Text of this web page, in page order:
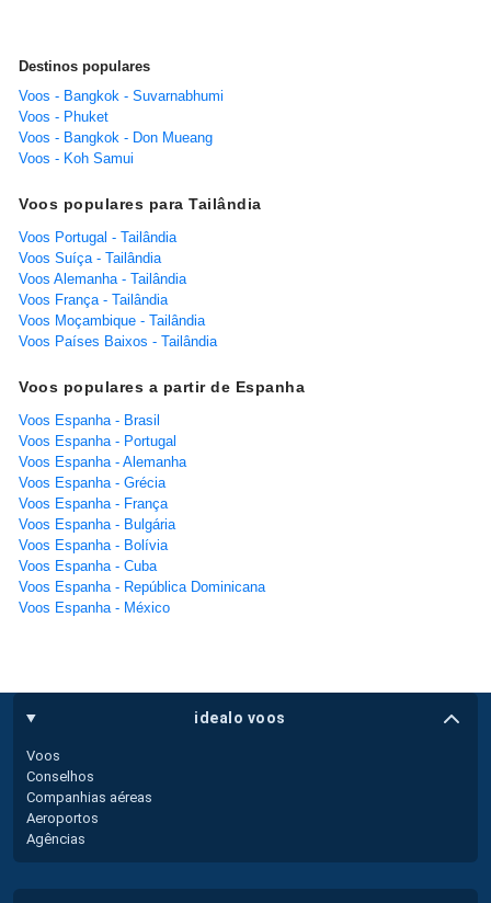
Destinos populares
Voos - Bangkok - Suvarnabhumi
Voos - Phuket
Voos - Bangkok - Don Mueang
Voos - Koh Samui
Voos populares para Tailândia
Voos Portugal - Tailândia
Voos Suíça - Tailândia
Voos Alemanha - Tailândia
Voos França - Tailândia
Voos Moçambique - Tailândia
Voos Países Baixos - Tailândia
Voos populares a partir de Espanha
Voos Espanha - Brasil
Voos Espanha - Portugal
Voos Espanha - Alemanha
Voos Espanha - Grécia
Voos Espanha - França
Voos Espanha - Bulgária
Voos Espanha - Bolívia
Voos Espanha - Cuba
Voos Espanha - República Dominicana
Voos Espanha - México
idealo voos
Voos
Conselhos
Companhias aéreas
Aeroportos
Agências